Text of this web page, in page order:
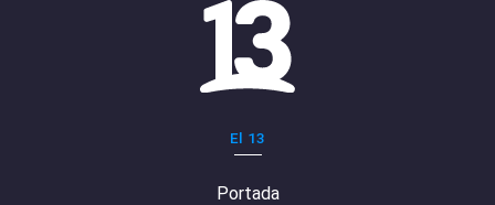
El 13
Portada